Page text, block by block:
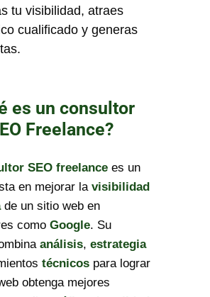
tu visibilidad, atraes
cualificado y generas
es un consultor
Freelance?
SEO freelance es un
en mejorar la visibilidad
de un sitio web en
como Google. Su
análisis, estrategia
técnicos para lograr
obtenga mejores